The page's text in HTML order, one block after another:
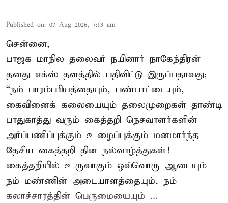
Published on: 07 Aug 2026, 7:13 am
சென்னை,
பாஜக மாநில தலைவர் நயினார் நாகேந்திரன்
தனது எக்ஸ் தளத்தில் பதிவிட்டு இருப்பதாவது;
“நம் பாரம்பரியத்தையும், பண்பாட்டையும்,
கைவினைக் கலையையும் தலைமுறைகள் தாண்டி
பாதுகாத்து வரும் கைத்தறி நெசவாளர்களின்
அர்ப்பணிப்புக்கும் உழைப்புக்கும் மனமார்ந்த
தேசிய கைத்தறி தின நல்வாழ்த்துகள்!
கைத்தறியில் உருவாகும் ஒவ்வொரு ஆடையும்
நம் மண்ணின் அடையாளத்தையும், நம்
கலாச்சாரத்தின் பெருமையையும் ...